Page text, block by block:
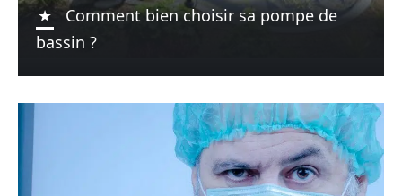
Comment bien choisir sa pompe de
bassin ?